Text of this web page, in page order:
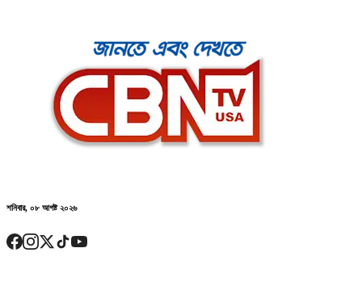
শনিবার, ০৮ আগষ্ট ২০২৬